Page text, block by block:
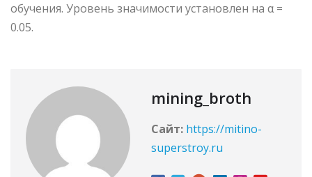
обучения. Уровень значимости установлен на α =
0.05.
mining_broth
Сайт: https://mitino-
superstroy.ru